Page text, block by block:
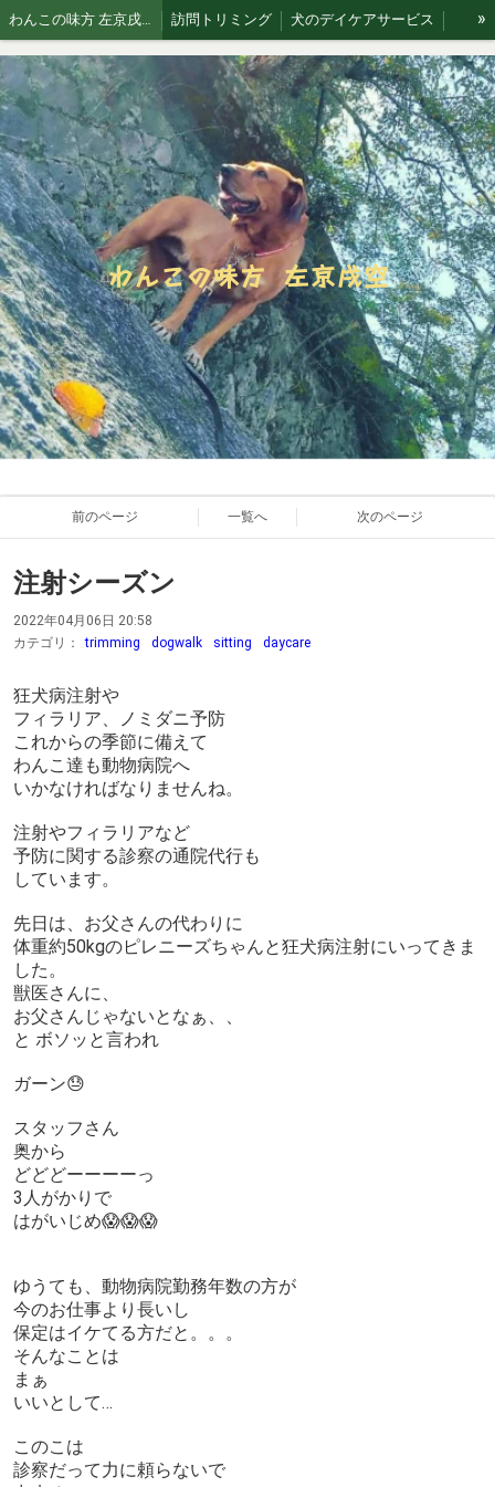
わんこの味方 左京戌空です。 訪問トリミング 犬のデイケアサービス
お散歩代行 犬猫 訪問シッティングサービス Blog 犬と空
»
わんこの味方 左京戌空
前のページ 一覧へ 次のページ
注射シーズン
2022年04月06日 20:58
カテゴリ：
trimming dogwalk sitting daycare
狂犬病注射や
フィラリア、ノミダニ予防
これからの季節に備えて
わんこ達も動物病院へ
いかなければなりませんね。
注射やフィラリアなど
予防に関する診察の通院代行も
しています。
先日は、お父さんの代わりに
体重約50kgのピレニーズちゃんと狂犬病注射にいってきま
した。
獣医さんに、
お父さんじゃないとなぁ、、
と ボソッと言われ
ガーン😓
スタッフさん
奥から
どどどーーーーっ
3人がかりで
はがいじめ😱😱😱
ゆうても、動物病院勤務年数の方が
今のお仕事より長いし
保定はイケてる方だと。。。
そんなことは
まぁ
いいとして…
このこは
診察だって力に頼らないで